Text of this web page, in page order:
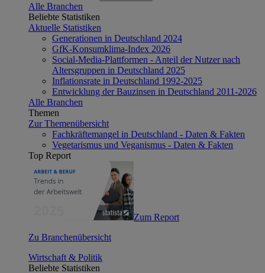
Alle Branchen
Beliebte Statistiken
Aktuelle Statistiken
Generationen in Deutschland 2024
GfK-Konsumklima-Index 2026
Social-Media-Plattformen - Anteil der Nutzer nach
Altersgruppen in Deutschland 2025
Inflationsrate in Deutschland 1992-2025
Entwicklung der Bauzinsen in Deutschland 2011-2026
Alle Branchen
Themen
Zur Themenübersicht
Fachkräftemangel in Deutschland - Daten & Fakten
Vegetarismus und Veganismus - Daten & Fakten
Top Report
Zum Report
Zu Branchenübersicht
Wirtschaft & Politik
Beliebte Statistiken